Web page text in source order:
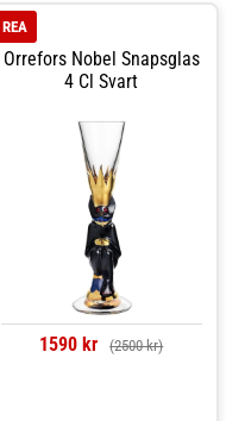
från leverantör. Hos glasprinsen är
dessa varor just Vintage dvs alltid
äldre fin kvalitet.
Orrefors Nobel Snapsglas
4 Cl Svart
REA
1590 kr (2500 kr)